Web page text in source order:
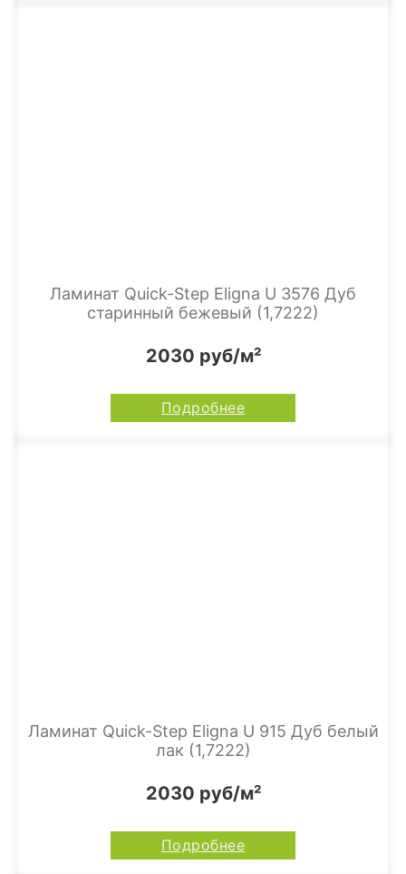
Ламинат Quick-Step Eligna U 3576 Дуб
старинный бежевый (1,7222)
2030 руб/м²
Подробнее
Ламинат Quick-Step Eligna U 915 Дуб белый
лак (1,7222)
2030 руб/м²
Подробнее